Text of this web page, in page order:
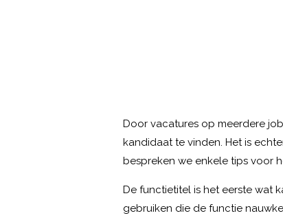
Door vacatures op meerdere
kandidaat te vinden. Het is
bespreken we enkele tips voor
De functietitel is het eerste wat
gebruiken die de functie